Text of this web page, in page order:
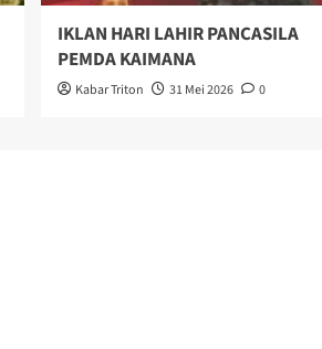
IKLAN HARI LAHIR PANCASILA
PEMDA KAIMANA
Kabar Triton 31 Mei 2026 0